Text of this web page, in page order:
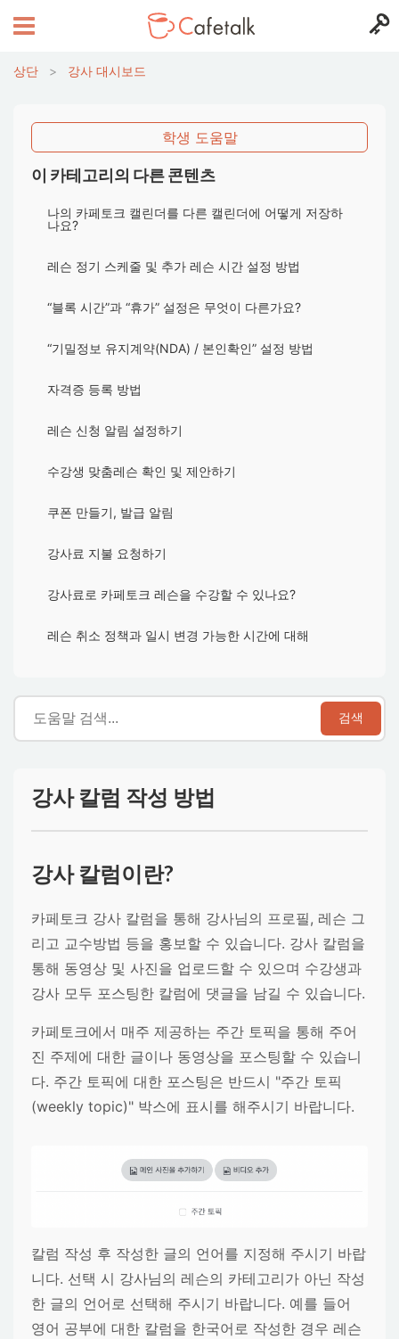
상단 > 강사 대시보드
학생 도움말
이 카테고리의 다른 콘텐츠
나의 카페토크 캘린더를 다른 캘린더에 어떻게 저장하
나요?
레슨 정기 스케줄 및 추가 레슨 시간 설정 방법
“블록 시간”과 “휴가” 설정은 무엇이 다른가요?
“기밀정보 유지계약(NDA) / 본인확인” 설정 방법
자격증 등록 방법
레슨 신청 알림 설정하기
수강생 맞춤레슨 확인 및 제안하기
쿠폰 만들기, 발급 알림
강사료 지불 요청하기
강사료로 카페토크 레슨을 수강할 수 있나요?
레슨 취소 정책과 일시 변경 가능한 시간에 대해
검색
강사 칼럼 작성 방법
강사 칼럼이란?
카페토크 강사 칼럼을 통해 강사님의 프로필, 레슨 그
리고 교수방법 등을 홍보할 수 있습니다. 강사 칼럼을
통해 동영상 및 사진을 업로드할 수 있으며 수강생과
강사 모두 포스팅한 칼럼에 댓글을 남길 수 있습니다.
카페토크에서 매주 제공하는 주간 토픽을 통해 주어
진 주제에 대한 글이나 동영상을 포스팅할 수 있습니
다. 주간 토픽에 대한 포스팅은 반드시 "주간 토픽
(weekly topic)" 박스에 표시를 해주시기 바랍니다.
칼럼 작성 후 작성한 글의 언어를 지정해 주시기 바랍
니다. 선택 시 강사님의 레슨의 카테고리가 아닌 작성
한 글의 언어로 선택해 주시기 바랍니다. 예를 들어
영어 공부에 대한 칼럼을 한국어로 작성한 경우 레슨